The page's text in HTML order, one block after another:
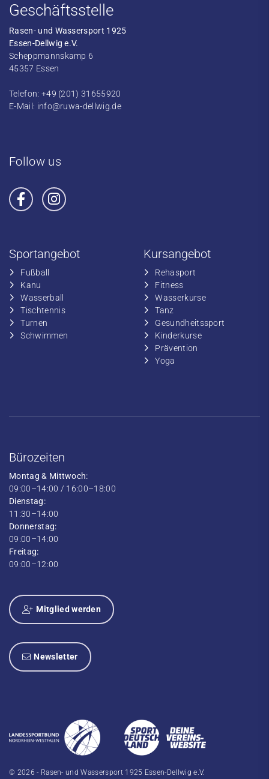
Geschäftsstelle
Rasen- und Wassersport 1925
Essen-Dellwig e.V.
Scheppmannskamp 6
45357 Essen
Telefon: +49 (201) 31655920
E-Mail: info@ruwa-dellwig.de
Follow us
Sportangebot
Fußball
​Kanu
​Wasserball
​Tischtennis
​​Turnen
​​Schwimmen
Kursangebot
​Rehasport
​​Fitness
​​Wasserkurse
​​Tanz
​Gesundheitssport
​Kinderkurse
Prävention
Yoga
Bürozeiten
Montag & Mittwoch:
09:00–14:00 / 16:00–18:00
Dienstag:
11:30–14:00
Donnerstag:
09:00–14:00
Freitag:
09:00–12:00
Mitglied werden
Newsletter
© 2026 - Rasen- und Wassersport 1925 Essen-Dellwig e.V.